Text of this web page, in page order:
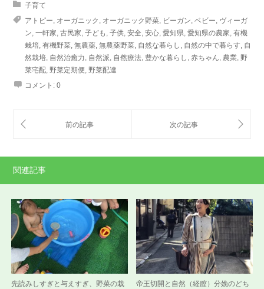
子育て
アトピー, オーガニック , オーガニック野菜, ビーガン, ベビー, ヴィーガ
ン, 一軒家, 古民家, 子ども , 子供, 安全, 安心, 愛知県, 愛知県の農家, 有機
栽培, 有機野菜, 無農薬, 無農薬野菜, 自然な暮らし , 自然の中で暮らす, 自
然栽培, 自然治癒力, 自然派, 自然療法, 豊かな暮らし , 赤ちゃん, 農業, 野
菜宅配, 野菜定期便, 野菜配達
コメント: 0
関連記事
先読みしすぎと与えすぎ、野菜の栽
帝王切開と自然（経膣）分娩のどち